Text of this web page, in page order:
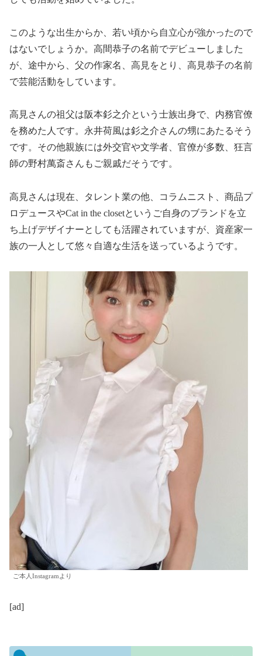
このような出生からか、若い頃から自立心が強かったので
はないでしょうか。高間恭子の名前でデビューしました
が、途中から、父の作家名、高見をとり、高見恭子の名前
で芸能活動をしています。
高見さんの祖父は阪本釤之介という士族出身で、内務官僚
を務めた人です。永井荷風は釤之介さんの甥にあたるそう
です。その他親族には外交官や文学者、官僚が多数、狂言
師の野村萬斎さんもご親戚だそうです。
高見さんは現在、タレント業の他、コラムニスト、商品プ
ロデュースやCat in the closetというご自身のブランドを立
ち上げデザイナーとしても活躍されていますが、資産家一
族の一人として悠々自適な生活を送っているようです。
ご本人Instagramより
[ad]